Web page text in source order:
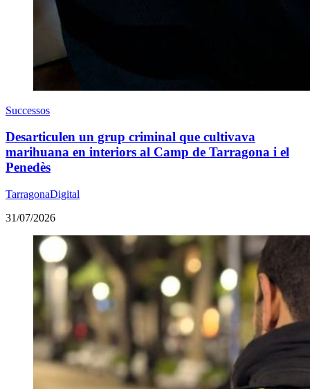
Successos
Desarticulen un grup criminal que cultivava
marihuana en interiors al Camp de Tarragona i el
Penedès
TarragonaDigital
31/07/2026